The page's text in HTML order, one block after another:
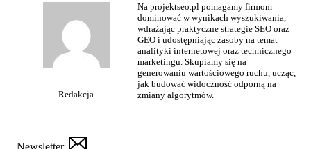
Redakcja
Na projektseo.pl pomagamy firmom
dominować w wynikach wyszukiwania,
wdrażając praktyczne strategie SEO oraz
GEO i udostępniając zasoby na temat
analityki internetowej oraz technicznego
marketingu. Skupiamy się na
generowaniu wartościowego ruchu, ucząc,
jak budować widoczność odporną na
zmiany algorytmów.